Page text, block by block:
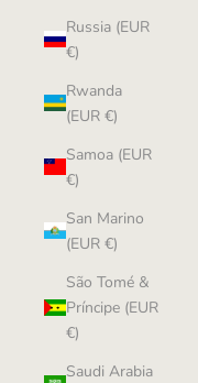
Russia (EUR
€)
Rwanda
(EUR €)
Samoa (EUR
€)
San Marino
(EUR €)
São Tomé &
Príncipe (EUR
€)
Saudi Arabia